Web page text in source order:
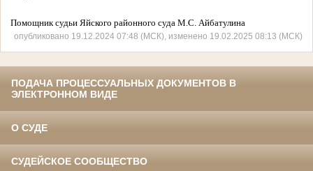
Помощник судьи Яйского районного суда М.С. Айбатулина
опубликовано 19.12.2024 07:48 (МСК), изменено 19.02.2025 08:13 (МСК)
ПОДАЧА ПРОЦЕССУАЛЬНЫХ ДОКУМЕНТОВ В
ЭЛЕКТРОННОМ ВИДЕ
О СУДЕ
СУДЕЙСКОЕ СООБЩЕСТВО